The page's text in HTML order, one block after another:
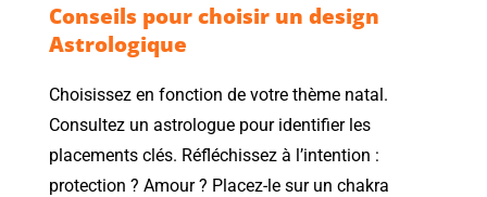
Conseils pour choisir un design
Astrologique
Choisissez en fonction de votre thème natal.
Consultez un astrologue pour identifier les
placements clés. Réfléchissez à l’intention :
protection ? Amour ? Placez-le sur un chakra